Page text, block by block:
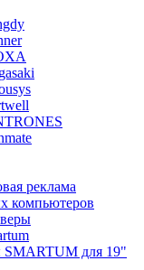
реклама
компьютеров
для 19"